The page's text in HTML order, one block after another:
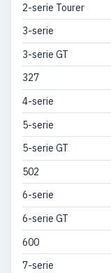
2-serie Tourer
3-serie
3-serie GT
327
4-serie
5-serie
5-serie GT
502
6-serie
6-serie GT
600
7-serie